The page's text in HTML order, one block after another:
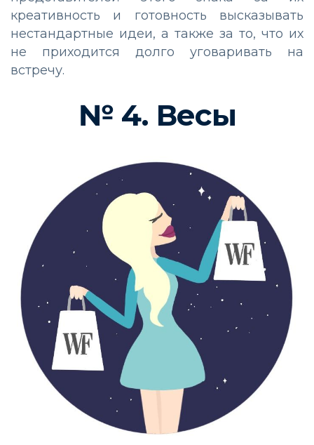
креативность и готовность высказывать
нестандартные идеи, а также за то, что их
не приходится долго уговаривать на
встречу.
№ 4. Весы